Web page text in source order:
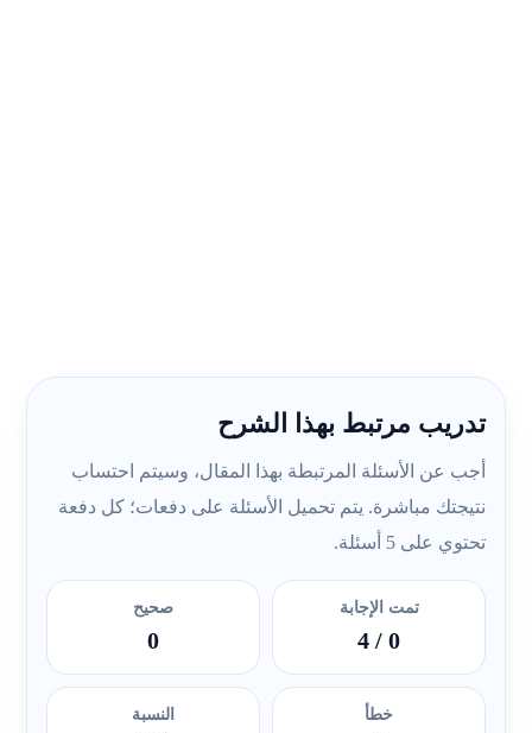
تدريب مرتبط بهذا الشرح
أجب عن الأسئلة المرتبطة بهذا المقال، وسيتم احتساب
نتيجتك مباشرة. يتم تحميل الأسئلة على دفعات؛ كل دفعة
تحتوي على 5 أسئلة.
تمت الإجابة
0
/ 4
صحيح
0
خطأ النسبة